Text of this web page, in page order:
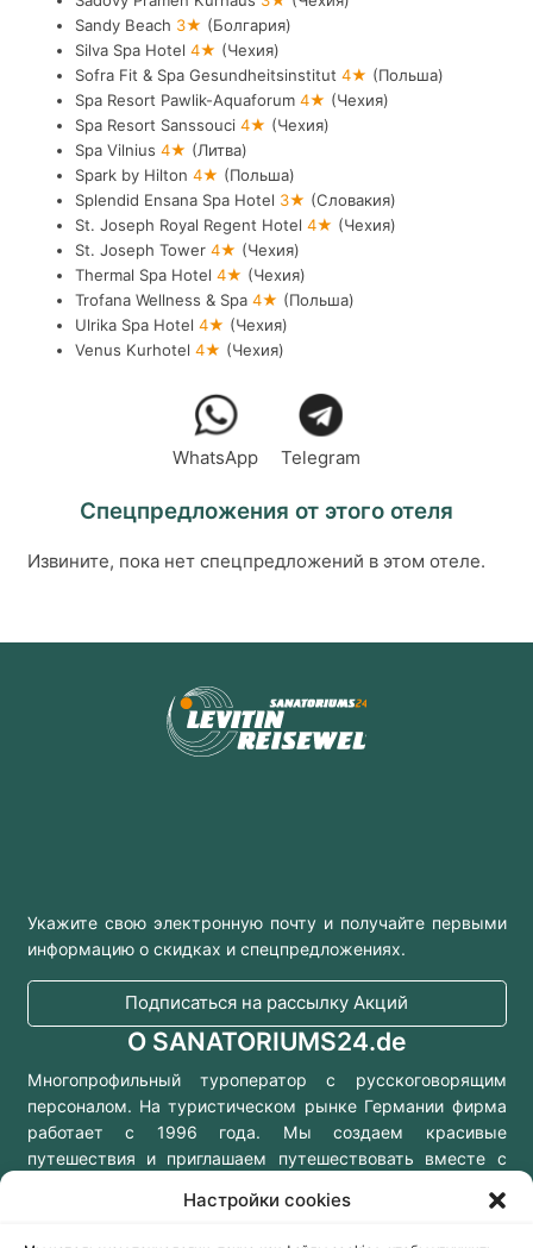
Настройки cookies
Sandy Beach 3★ (Болгария)
Silva Spa Hotel 4★ (Чехия)
Sofra Fit & Spa Gesundheitsinstitut 4★ (Польша)
Spa Resort Pawlik-Aquaforum 4★ (Чехия)
Spa Resort Sanssouci 4★ (Чехия)
Spa Vilnius 4★ (Литва)
Spark by Hilton 4★ (Польша)
Splendid Ensana Spa Hotel 3★ (Словакия)
St. Joseph Royal Regent Hotel 4★ (Чехия)
St. Joseph Tower 4★ (Чехия)
Thermal Spa Hotel 4★ (Чехия)
Trofana Wellness & Spa 4★ (Польша)
Ulrika Spa Hotel 4★ (Чехия)
Venus Kurhotel 4★ (Чехия)
WhatsApp Telegram
Спецпредложения от этого отеля
Извините, пока нет спецпредложений в этом отеле.
Укажите свою электронную почту и получайте первыми
информацию о скидках и спецпредложениях.
Подписаться на рассылку Акций
О SANATORIUMS24.de
Многопрофильный туроператор с русскоговорящим
персоналом. На туристическом рынке Германии фирма
работает с 1996 года. Мы создаем красивые
путешествия и приглашаем путешествовать вместе с